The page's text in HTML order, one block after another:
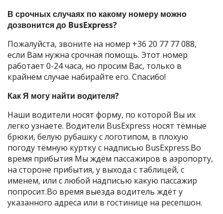
В срочных случаях по какому номеру можно
дозвонится до BusExpress?
Пожалуйста, звоните на номер +36 20 77 77 088,
если Вам нужна срочная помощь. Этот номер
работает 0-24 часа, но просим Вас, только в
крайнем случае набирайте его. Спасибо!
Как Я могу найти водителя?
Наши водители носят форму, по которой Вы их
легко узнаете. Водители BusExpress носят тёмные
брюки, белую рубашку с логотипом, в плохую
погоду тёмную куртку с надписью BusExpress.Во
время прибытия Мы ждём пассажиров в аэропорту,
на стороне прибытия, у выхода с таблицей, с
именем, или с любой надписью какую пассажир
попросит.Во время выезда водитель ждёт у
указанного адреса или в гостинице на ресепшон.